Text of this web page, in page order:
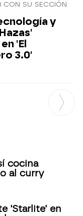
CON SU SECCIÓN
y
'El
3.0'
cocina
al curry
'Starlite' en